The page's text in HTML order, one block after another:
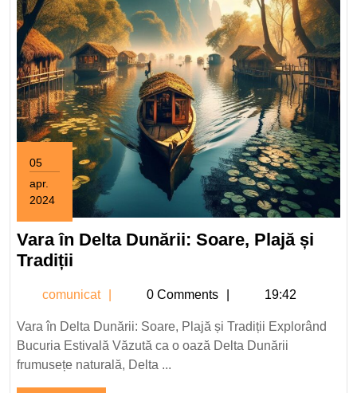
05
apr.
2024
aprilie
2024
Vara în Delta Dunării: Soare, Plajă și
Tradiții
Delta
Dunării:
Soare,
Plajă
și
comunicat comunicat
0 Comments 19:42
Vara în Delta Dunării: Soare, Plajă și Tradiții Explorând
Bucuria Estivală Văzută ca o oază Delta Dunării
frumusețe naturală, Delta ...